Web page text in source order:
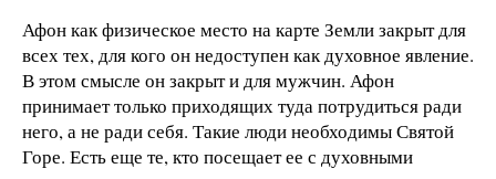
Афон как физическое место на карте Земли закрыт для
всех тех, для кого он недоступен как духовное явление.
В этом смысле он закрыт и для мужчин. Афон
принимает только приходящих туда потрудиться ради
него, а не ради себя. Такие люди необходимы Святой
Горе. Есть еще те, кто посещает ее с духовными